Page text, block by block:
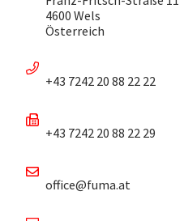
4600 Wels
Österreich
+43 7242 20 88 22 22
+43 7242 20 88 22 29
office@fuma.at